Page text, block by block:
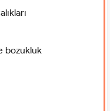
bozukluk